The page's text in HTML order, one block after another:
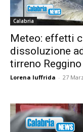
Calabria
Meteo: effetti
dissoluzione
tirreno Reggino
Lorena Iuffrida - 27